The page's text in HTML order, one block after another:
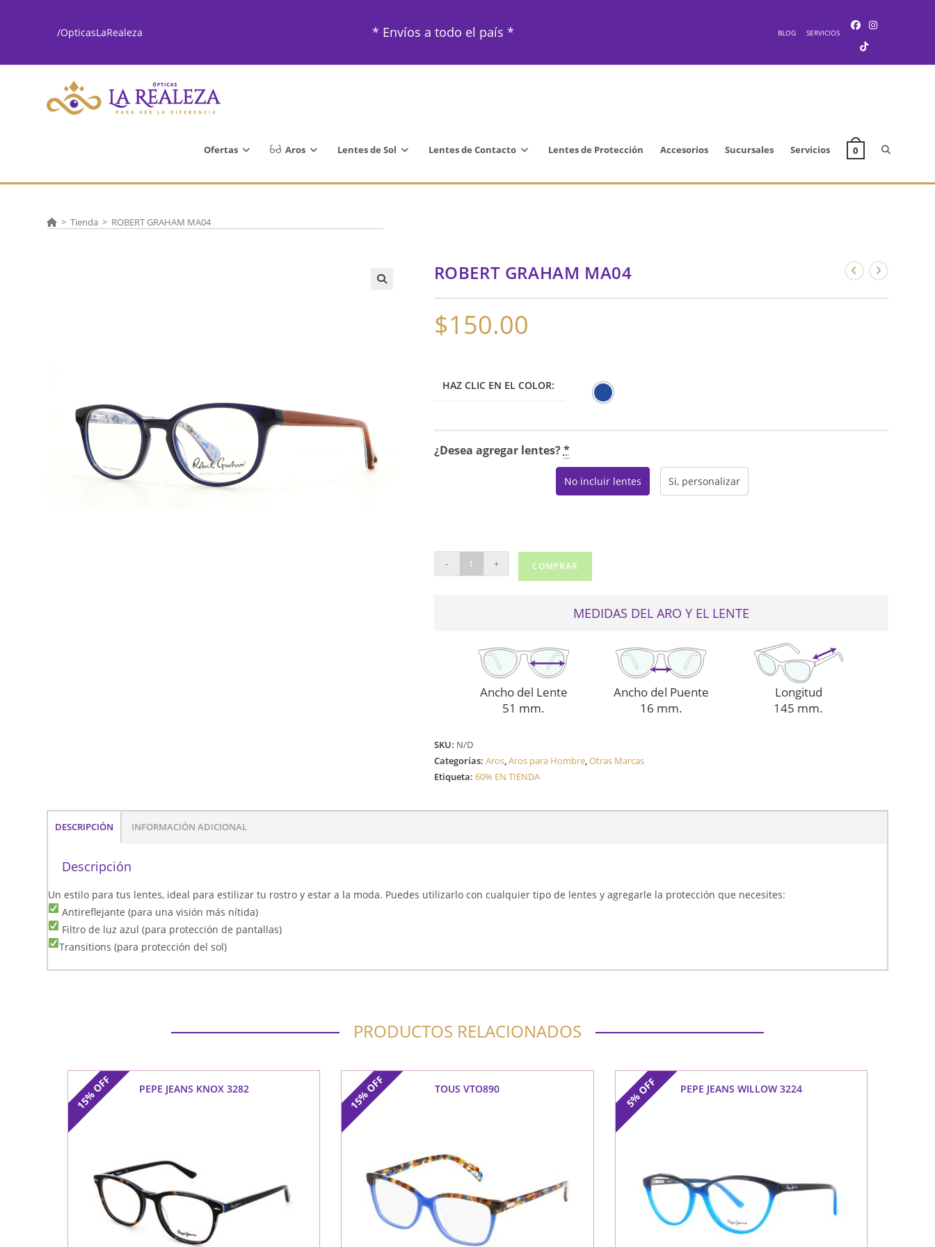
/OpticasLaRealeza * Envíos a todo el país * BLOG SERVICIOS
Ofertas Aros Lentes de Sol Lentes de Contacto Lentes de Protección Accesorios Sucursales Servicios 0 Alternar
la
> Tienda > ROBERT GRAHAM MA04
ROBERT GRAHAM MA04
$150.00
HAZ CLIC EN EL COLOR:
¿Desea agregar lentes?*
No incluir lentes Si, personalizar
ROBERT
GRAHAM
- + COMPRAR
MEDIDAS DEL ARO Y EL LENTE
Ancho del Lente
51 mm.
Ancho del Puente
16 mm.
Longitud
145 mm.
SKU: N/D
Categorías: Aros,Aros para Hombre,Otras Marcas
Etiqueta: 60% EN TIENDA
DESCRIPCIÓN INFORMACIÓN ADICIONAL
Descripción
Un estilo para tus lentes, ideal para estilizar tu rostro y estar a la moda. Puedes utilizarlo con cualquier tipo de lentes y agregarle la protección que necesites:
Antireflejante (para una visión más nítida)
Filtro de luz azul (para protección de pantallas)
Transitions (para protección del sol)
PRODUCTOS RELACIONADOS
15%
OFF PEPE JEANS KNOX 3282 15%
OFF TOUS VTO890
5%
OFF PEPE JEANS WILLOW 3224